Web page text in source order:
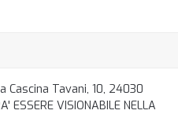
Cascina Tavani, 10, 24030
ESSERE VISIONABILE NELLA